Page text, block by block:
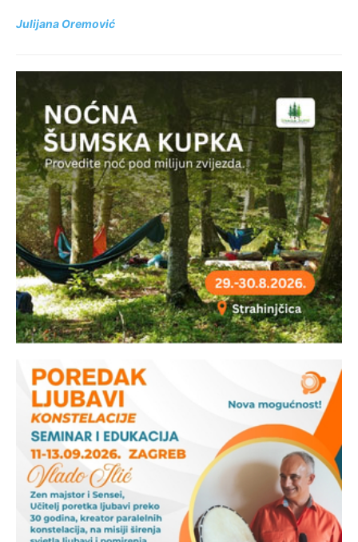
Julijana Oremović